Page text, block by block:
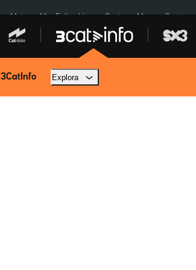
a Meta Mor Felipe Lipe Ceuta Menors Ceuta
3CatInfo Explora